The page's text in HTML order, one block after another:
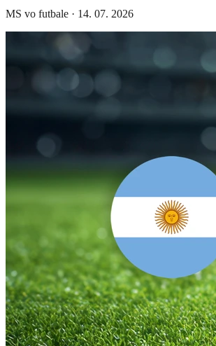
MS vo futbale · 14. 07. 2026